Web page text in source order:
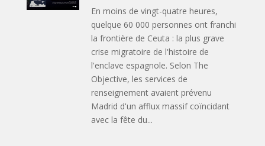
En moins de vingt-quatre heures,
quelque 60 000 personnes ont franchi
la frontière de Ceuta : la plus grave
crise migratoire de l'histoire de
l'enclave espagnole. Selon The
Objective, les services de
renseignement avaient prévenu
Madrid d'un afflux massif coïncidant
avec la fête du...